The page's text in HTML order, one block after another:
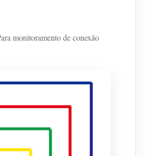
monitoramento de conexão